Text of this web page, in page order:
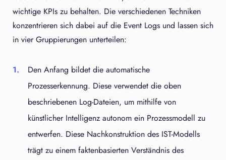
wichtige KPIs zu behalten. Die verschiedenen Techniken
konzentrieren sich dabei auf die Event Logs und lassen sich
in vier Gruppierungen unterteilen:
Den Anfang bildet die automatische
Prozesserkennung. Diese verwendet die oben
beschriebenen Log-Dateien, um mithilfe von
künstlicher Intelligenz autonom ein Prozessmodell zu
entwerfen. Diese Nachkonstruktion des IST-Modells
trägt zu einem faktenbasierten Verständnis des